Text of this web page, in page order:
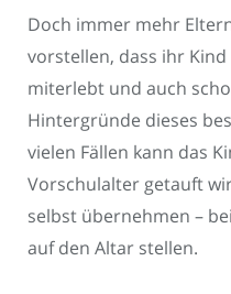
Doch immer mehr
vorstellen, dass ihr
miterlebt und auch
Hintergründe dieses
vielen Fällen kann das
Vorschulalter getauft
selbst übernehmen –
auf den Altar stellen.